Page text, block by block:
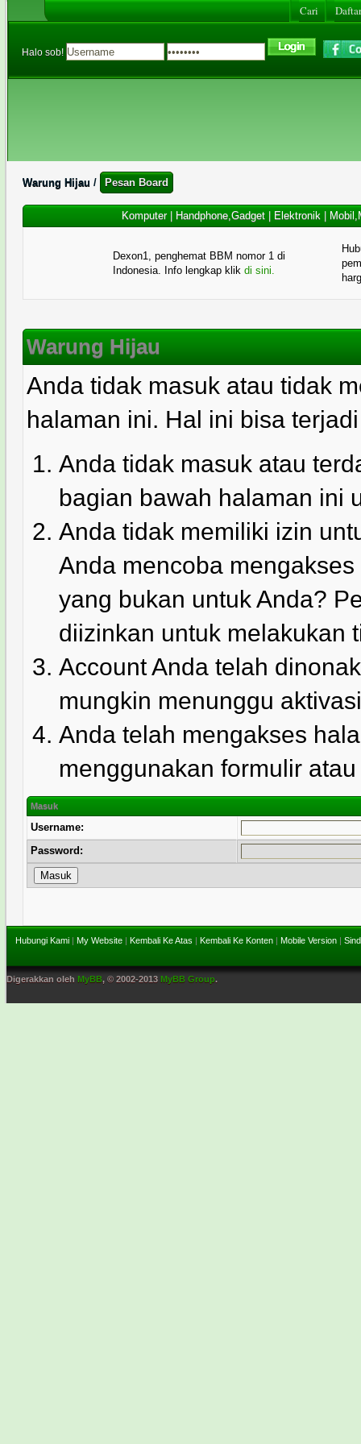
Cari
Halo sob!
Warung Hijau / Pesan Board
Komputer| Handphone,Gadget| Elektronik|
Dexon1, penghemat BBM nomor 1 di
Indonesia. Info lengkap klik di sini.
Warung Hijau
Anda tidak masuk atau tidak
halaman ini. Hal ini bisa
Anda tidak masuk atau
bagian bawah halaman ini
Anda tidak memiliki izin
Anda mencoba
yang bukan untuk Anda?
diizinkan untuk melakukan
Account Anda telah
mungkin menunggu
Anda telah mengakses
menggunakan formulir
Masuk
Username:
Password:
Hubungi Kami | My Website | Kembali Ke Atas | Kembali Ke Konten | Mobile Version |
Digerakkan oleh MyBB, © 2002-2013 MyBB Group.